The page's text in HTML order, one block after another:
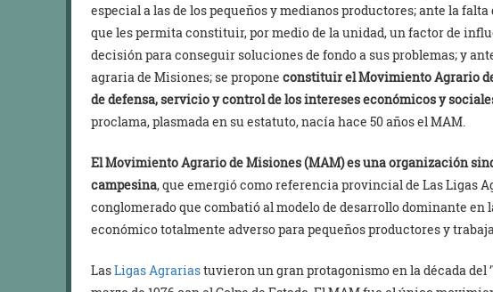
especial a las de los pequeños y medianos productores; ante la
que les permita constituir, por medio de la unidad, un factor de
decisión para conseguir soluciones de fondo a sus problemas; y
agraria de Misiones; se propone constituir el Movimiento Agrario
de defensa, servicio y control de los intereses económicos y
proclama, plasmada en su estatuto, nacía hace 50 años el MAM.
El Movimiento Agrario de Misiones (MAM) es una organización
campesina, que emergió como referencia provincial de Las Ligas
conglomerado que combatió al modelo de desarrollo dominante en
económico totalmente adverso para pequeños productores y
LasLigas Agrariastuvieron un gran protagonismo en la década del